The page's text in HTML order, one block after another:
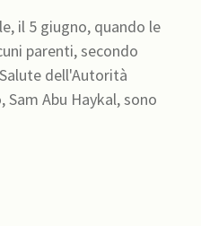
il 5 giugno, quando le
parenti, secondo
Abu Haykal, sono